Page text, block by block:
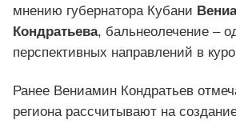
мнению губернатора Кубани
Кондратьева, бальнеолечение –
перспективных направлений в
Ранее Вениамин Кондратьев
региона рассчитывают на